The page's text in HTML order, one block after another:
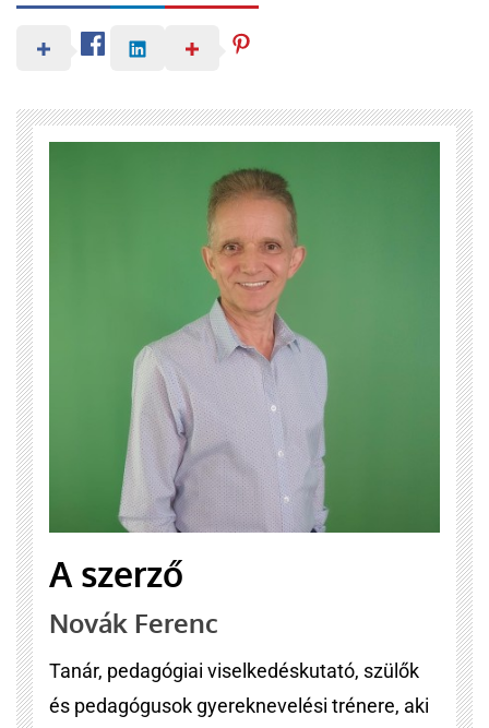
A szerző
Novák Ferenc
Tanár, pedagógiai viselkedéskutató, szülők
és pedagógusok gyereknevelési trénere, aki